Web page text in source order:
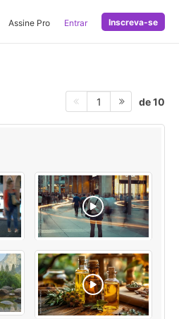
Assine Pro Entrar Inscreva-se
1 de 10